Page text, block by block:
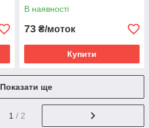
В наявності
73 ₴/моток
Купити
Показати ще
1 / 2